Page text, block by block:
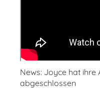
News: Joyce hat
abgeschlossen